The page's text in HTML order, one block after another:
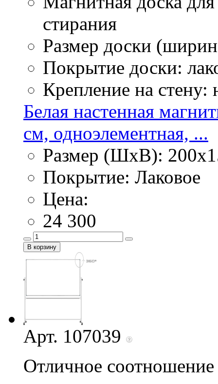
стирания
Размер доски
Покрытие доски:
Крепление на стену:
Белая настенная
см, одноэлементная, ...
Размер (ШхВ):
Покрытие: Лаковое
Цена:
24 300
Арт. 107039
Отличное соотношение